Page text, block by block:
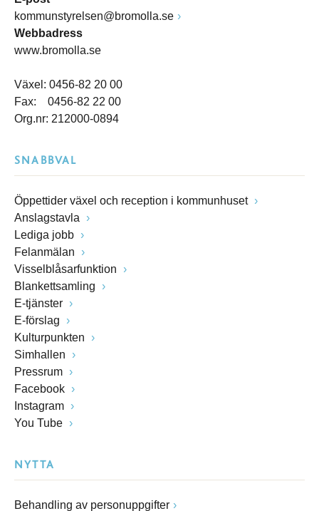
kommunstyrelsen@bromolla.se
Webbadress
www.bromolla.se
Växel: 0456-82 20 00
Fax: 0456-82 22 00
Org.nr: 212000-0894
SNABBVAL
Öppettider växel och reception i kommunhuset
Anslagstavla
Lediga jobb
Felanmälan
Visselblåsarfunktion
Blankettsamling
E-tjänster
E-förslag
Kulturpunkten
Simhallen
Pressrum
Facebook
Instagram
You Tube
NYTTA
Behandling av personuppgifter